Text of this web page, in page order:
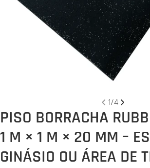
Abrir media 0 em modal
1/4
PISO BORRACHA
1 M × 1 M × 20 MM –
GINÁSIO OU ÁREA DE